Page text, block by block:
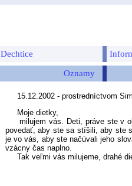
Dechtice
Oznamy
15.12.2002 - prostredníctvom
Moje dietky,
milujem vás. Deti, práve ste v
povedať, aby ste sa stíšili, aby ste
je vo vás, aby ste načúvali jeho
vzácny čas naplno.
Tak veľmi vás milujeme, drahé